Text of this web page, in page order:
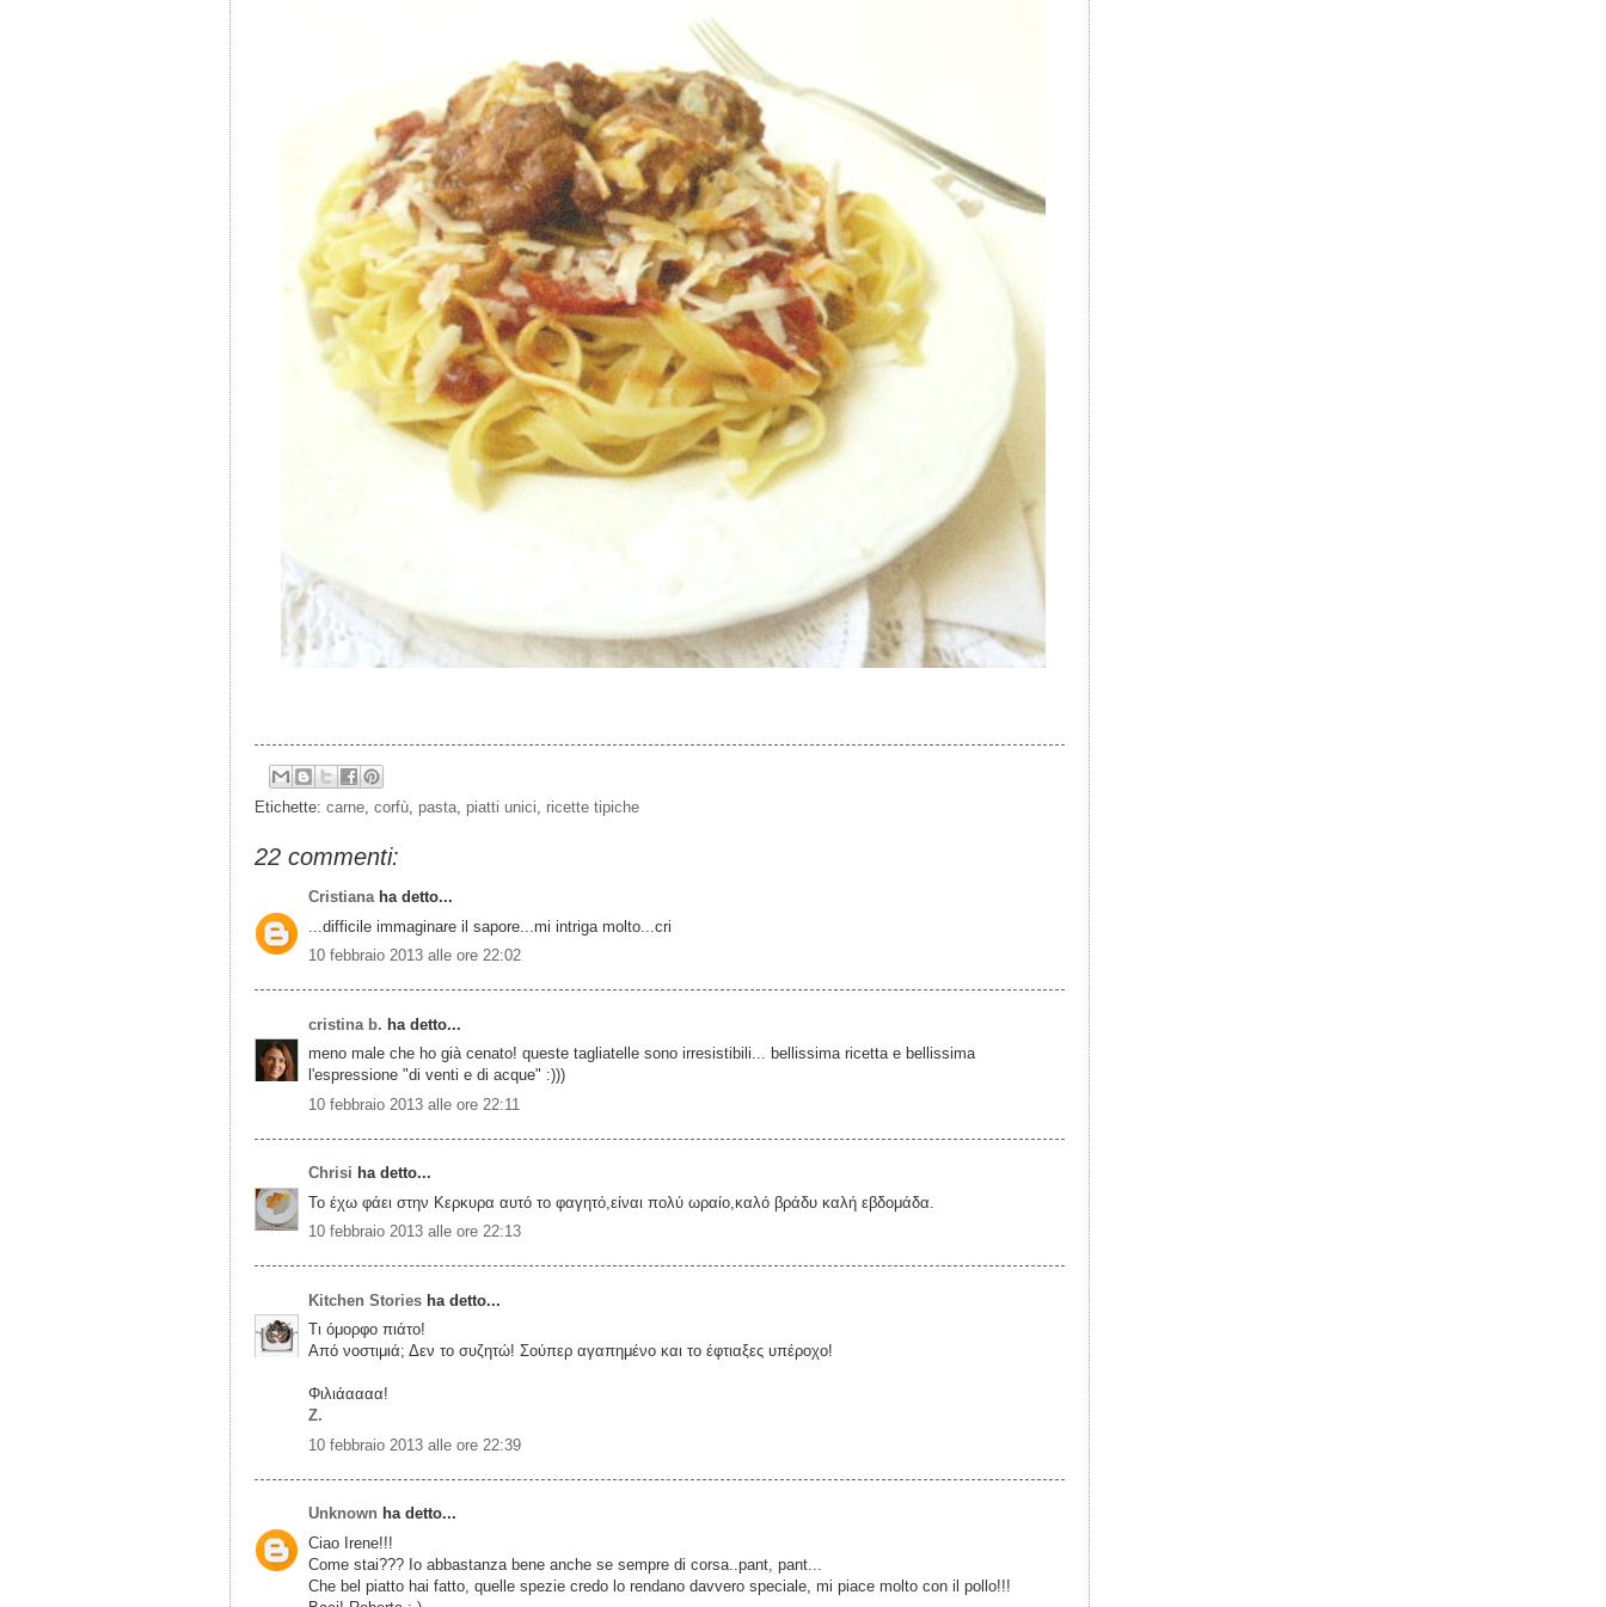
Etichette: carne, corfù, pasta, piatti unici, ricette tipiche
22 commenti:
Cristianaha detto...
...difficile immaginare il sapore...mi intriga molto...cri
10 febbraio 2013 alle ore 22:02
cristina b. ha detto...
meno male che ho già cenato! queste tagliatelle sono irresistibili... bellissima ricetta e bellissima
l'espressione "di venti e di acque" :)))
10 febbraio 2013 alle ore 22:11
Chrisi ha detto...
Το έχω φάει στην Κερκυρα αυτό το φαγητό,είναι πολύ ωραίο,καλό βράδυ καλή εβδομάδα.
10 febbraio 2013 alle ore 22:13
Kitchen Stories ha detto...
Τι όμορφο πιάτο!
Από νοστιμιά; Δεν το συζητώ! Σούπερ αγαπημένο και το έφτιαξες υπέροχο!
Φιλιάαααα!
Z.
10 febbraio 2013 alle ore 22:39
Unknown ha detto...
Ciao Irene!!!
Come stai??? Io abbastanza bene anche se sempre di corsa..pant, pant...
Che bel piatto hai fatto, quelle spezie credo lo rendano davvero speciale, mi piace molto con il pollo!!!